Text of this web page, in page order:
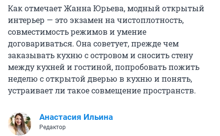
Как отмечает Жанна Юрьева, модный открытый
интерьер — это экзамен на чистоплотность,
совместимость режимов и умение
договариваться. Она советует, прежде чем
заказывать кухню с островом и сносить стену
между кухней и гостиной, попробовать пожить
неделю с открытой дверью в кухню и понять,
устраивает ли такое совмещение пространств.
Анастасия Ильина
Редактор